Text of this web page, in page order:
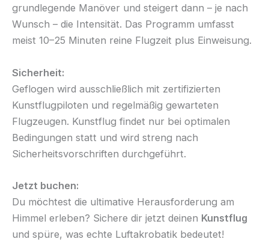
grundlegende Manöver und steigert dann – je nach
Wunsch – die Intensität. Das Programm umfasst
meist 10–25 Minuten reine Flugzeit plus Einweisung.
Sicherheit:
Geflogen wird ausschließlich mit zertifizierten
Kunstflugpiloten und regelmäßig gewarteten
Flugzeugen. Kunstflug findet nur bei optimalen
Bedingungen statt und wird streng nach
Sicherheitsvorschriften durchgeführt.
Jetzt buchen:
Du möchtest die ultimative Herausforderung am
Himmel erleben? Sichere dir jetzt deinen Kunstflug
und spüre, was echte Luftakrobatik bedeutet!